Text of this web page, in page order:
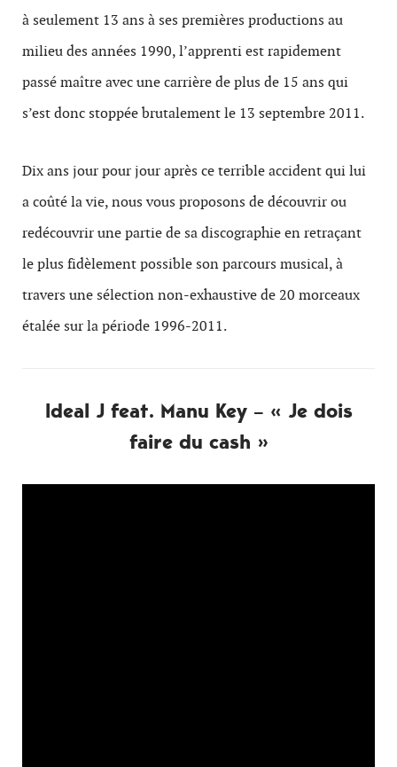
à seulement 13 ans à ses premières productions au
milieu des années 1990, l’apprenti est rapidement
passé maître avec une carrière de plus de 15 ans qui
s’est donc stoppée brutalement le 13 septembre 2011.
Dix ans jour pour jour après ce terrible accident qui lui
a coûté la vie, nous vous proposons de découvrir ou
redécouvrir une partie de sa discographie en retraçant
le plus fidèlement possible son parcours musical, à
travers une sélection non-exhaustive de 20 morceaux
étalée sur la période 1996-2011.
Ideal J feat. Manu Key – « Je dois
faire du cash »